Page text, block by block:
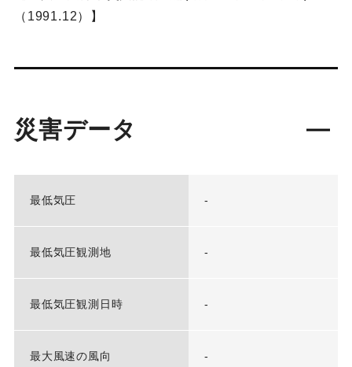
（1991.12）】
災害データ
最低気圧 -
最低気圧観測地 -
最低気圧観測日時 -
最大風速の風向 -